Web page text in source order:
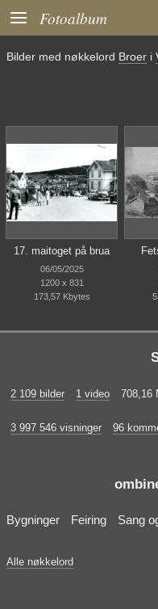
 Fotoalbum
Bilder med nøkkelord Broer i
17. maitoget på brua
06/05/2025
1200 x 831
173,57 Kbytes
2 109 bilder 1 video 708,16
3 997 546 visninger 96
Bygninger Feiring Sang
Alle nøkkelord